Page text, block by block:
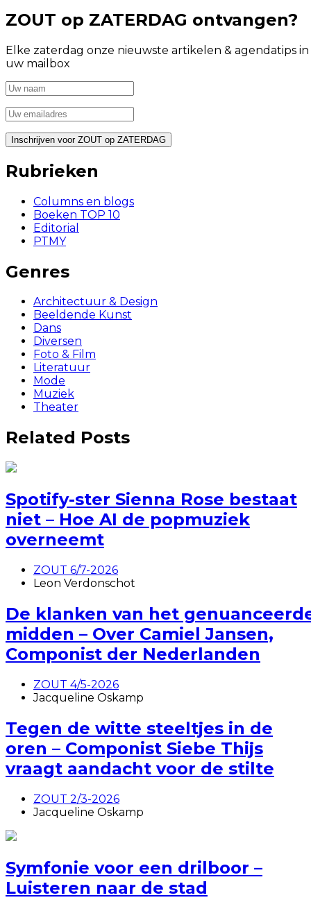
ZOUT op ZATERDAG ontvangen?
Elke zaterdag onze nieuwste artikelen & agendatips in
uw mailbox
Rubrieken
Columns en blogs
Boeken TOP 10
Editorial
PTMY
Genres
Architectuur & Design
Beeldende Kunst
Dans
Diversen
Foto & Film
Literatuur
Mode
Muziek
Theater
Related Posts
Spotify-ster Sienna Rose bestaat
niet – Hoe AI de popmuziek
overneemt
ZOUT 6/7-2026
Leon Verdonschot
De klanken van het
midden – Over Camiel Jansen,
Componist der Nederlanden
ZOUT 4/5-2026
Jacqueline Oskamp
Tegen de witte steeltjes in de
oren – Componist Siebe Thijs
vraagt aandacht voor de stilte
ZOUT 2/3-2026
Jacqueline Oskamp
Symfonie voor een drilboor –
Luisteren naar de stad